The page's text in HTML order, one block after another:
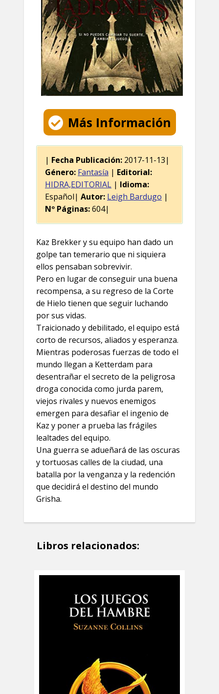
Más Información
| Fecha Publicación: 2017-11-13|
Género: Fantasía | Editorial:
HIDRA,EDITORIAL | Idioma:
Español| Autor: Leigh Bardugo |
Nº Páginas:604|
Kaz Brekker y su equipo han dado un
golpe tan temerario que ni siquiera
ellos pensaban sobrevivir.
Pero en lugar de conseguir una buena
recompensa, a su regreso de la Corte
de Hielo tienen que seguir luchando
por sus vidas.
Traicionado y debilitado, el equipo está
corto de recursos, aliados y esperanza.
Mientras poderosas fuerzas de todo el
mundo llegan a Ketterdam para
desentrañar el secreto de la peligrosa
droga conocida como jurda parem,
viejos rivales y nuevos enemigos
emergen para desafiar el ingenio de
Kaz y poner a prueba las frágiles
lealtades del equipo.
Una guerra se adueñará de las oscuras
y tortuosas calles de la ciudad, una
batalla por la venganza y la redención
que decidirá el destino del mundo
Grisha.
Libros relacionados: